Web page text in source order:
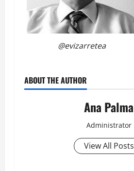
@evizarretea
ABOUT THE AUTHOR
Ana Palma
Administrator
View All Posts